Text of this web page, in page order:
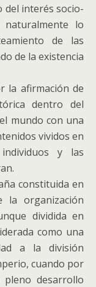
del interés socio-
lo
de las
de la existencia
la afirmación de
dentro del
mundo con una
vividos en
y las
constituida en
la organización
dividida en
como una
a la división
cuando por
desarrollo